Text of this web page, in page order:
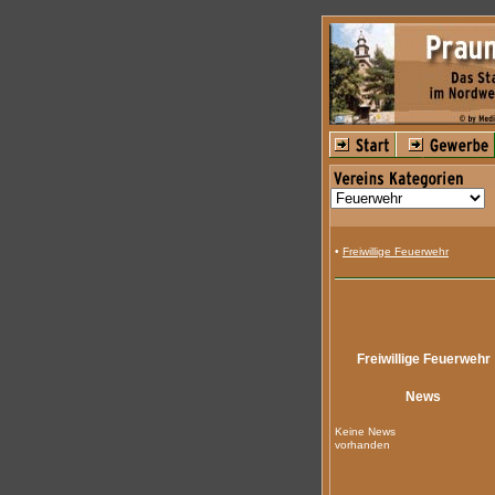
• Freiwillige Feuerwehr
Freiwillige Feuerwehr
News
Keine News
vorhanden